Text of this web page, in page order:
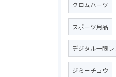
クロムハーツ
スポーツ用品
デジタル一眼レ
ジミーチュウ